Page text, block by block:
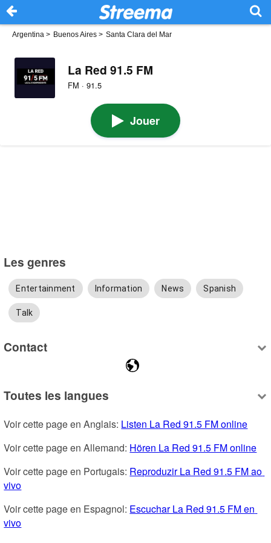
Argentina > Buenos Aires > Santa Clara del Mar
La Red 91.5 FM
FM · 91.5
Jouer
Les genres
Entertainment Information News Spanish
Talk
Contact
Toutes les langues
Voir cette page en Anglais: Listen La Red 91.5 FM online
Voir cette page en Allemand: Hören La Red 91.5 FM online
Voir cette page en Portugais: Reproduzir La Red 91.5 FM ao
vivo
Voir cette page en Espagnol: Escuchar La Red 91.5 FM en
vivo